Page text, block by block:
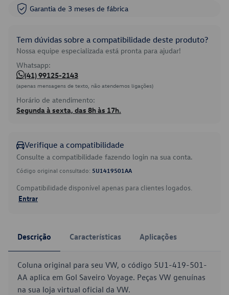
Garantia de 3 meses de fábrica
Tem dúvidas sobre a compatibilidade deste produto?
Nossa equipe especializada está pronta para ajudar!
Whatsapp:
(41) 99125-2143
(apenas mensagens de texto, não atendemos ligações)
Horário de atendimento:
Segunda à sexta, das 8h às 17h.
Verifique a compatibilidade
Consulte a compatibilidade fazendo login na sua conta.
Código original consultado: 5U1419501AA
Compatibilidade disponível apenas para clientes logados.
Entrar
Descrição Características Aplicações
Coluna original para seu VW, o código 5U1-419-501-
AA aplica em Gol Saveiro Voyage. Peças VW genuínas
na sua loja virtual oficial da VW.